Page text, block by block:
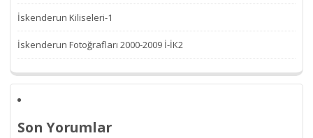
İskenderun Kiliseleri-1
İskenderun Fotoğrafları 2000-2009 İ-İK2
Son Yorumlar